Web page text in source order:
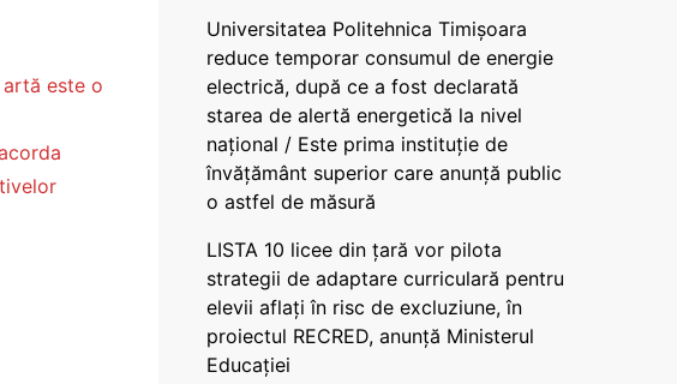
este o
Universitatea Politehnica Timișoara
reduce temporar consumul de energie
electrică, după ce a fost declarată
starea de alertă energetică la nivel
național / Este prima instituție de
învățământ superior care anunță public
o astfel de măsură
LISTA 10 licee din țară vor pilota
strategii de adaptare curriculară pentru
elevii aflați în risc de excluziune, în
proiectul RECRED, anunță Ministerul
Educației